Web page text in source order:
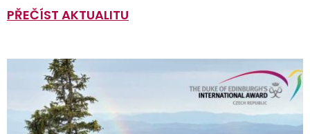
PŘEČÍST AKTUALITU